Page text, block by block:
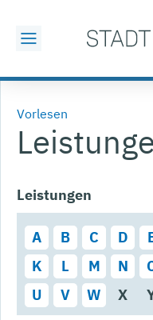
Vorlesen
Leistungen
A B C D
K
L M N
U
V W X